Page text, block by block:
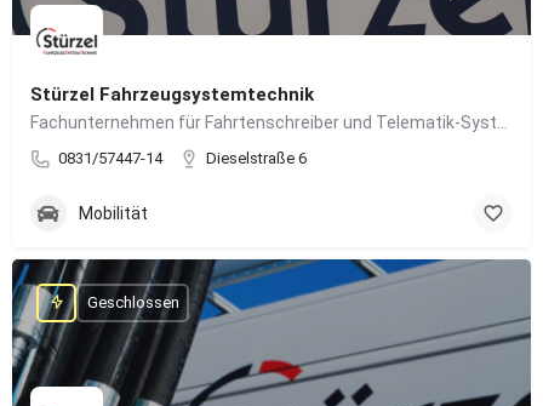
Stürzel Fahrzeugsystemtechnik
0831/57447-14 Dieselstraße 6
Mobilität
Geschlossen